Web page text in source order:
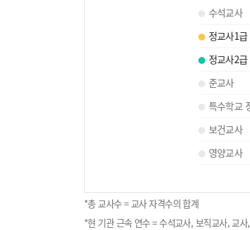
수석교사
정교사1급
정교사2급
준교사
특수학교
보건교사
영양교사
*총 교사수 = 교사 자격수의 합계
*현 기관 근속 연수 = 수석교사, 보직교사, 교